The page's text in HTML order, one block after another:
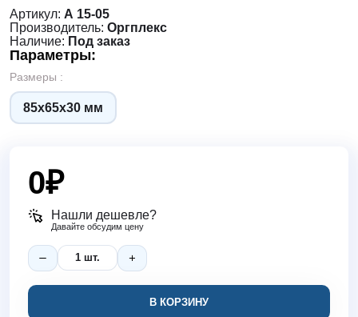
Артикул: А 15-05
Производитель: Оргплекс
Наличие: Под заказ
Параметры:
Размеры :
85х65х30 мм
0₽
Нашли дешевле?
Давайте обсудим цену
В КОРЗИНУ